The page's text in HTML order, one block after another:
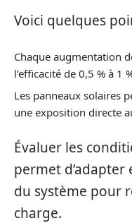
Voici quelques
Chaque augmentation
l’efficacité de 0,5 % à 1
Les panneaux solaires
une exposition directe
Évaluer les
permet d’adapter
du système pour
charge.